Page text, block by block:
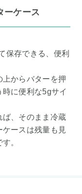
ーケース
保存できる、便利
からバターを押
に便利な5gサイ
ば、そのまま冷蔵
ースは残量も見
。